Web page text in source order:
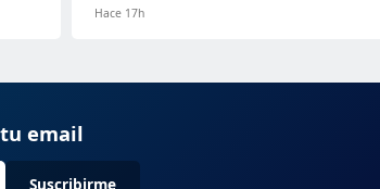
Hace 17h
email
Suscribirme